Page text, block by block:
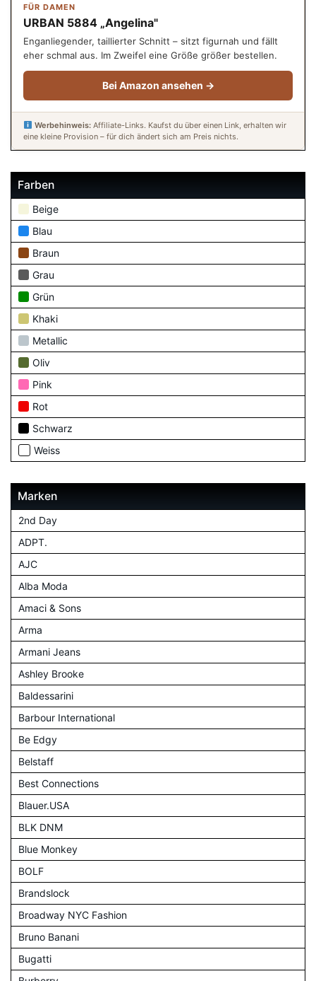
FÜR DAMEN
URBAN 5884 „Angelina"
Enganliegender, taillierter Schnitt – sitzt figurnah und fällt
eher schmal aus. Im Zweifel eine Größe größer bestellen.
Bei Amazon ansehen →
Werbehinweis:Affiliate-Links. Kaufst du über einen Link, erhalten wir
eine kleine Provision – für dich ändert sich am Preis nichts.
Farben
Beige
Blau
Braun
Grau
Grün
Khaki
Metallic
Oliv
Pink
Rot
Schwarz
Weiss
Marken
2nd Day
ADPT.
AJC
Alba Moda
Amaci & Sons
Arma
Armani Jeans
Ashley Brooke
Baldessarini
Barbour International
Be Edgy
Belstaff
Best Connections
Blauer.USA
BLK DNM
Blue Monkey
BOLF
Brandslock
Broadway NYC Fashion
Bruno Banani
Bugatti